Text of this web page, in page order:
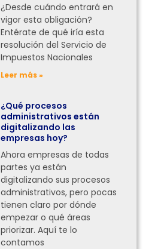
¿Desde cuándo entrará en
vigor esta obligación?
Entérate de qué iría esta
resolución del Servicio de
Impuestos Nacionales
Leer más »
¿Qué procesos
administrativos están
digitalizando las
empresas hoy?
Ahora empresas de todas
partes ya están
digitalizando sus procesos
administrativos, pero pocas
tienen claro por dónde
empezar o qué áreas
priorizar. Aquí te lo
contamos